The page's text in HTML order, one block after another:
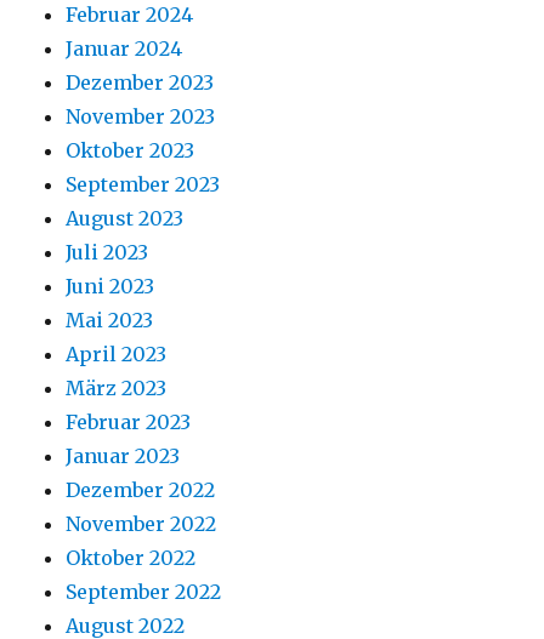
Februar 2024
Januar 2024
Dezember 2023
November 2023
Oktober 2023
September 2023
August 2023
Juli 2023
Juni 2023
Mai 2023
April 2023
März 2023
Februar 2023
Januar 2023
Dezember 2022
November 2022
Oktober 2022
September 2022
August 2022